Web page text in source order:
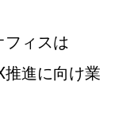
フィスは
進に向け業